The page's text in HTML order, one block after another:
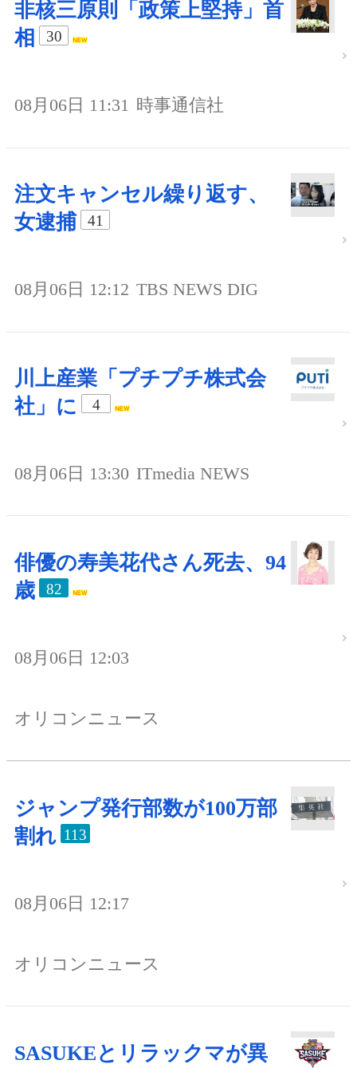
非核三原則「政策上堅持」首
相
30
08月06日 11:31 時事通信社
注文キャンセル繰り返す、
女逮捕
41
08月06日 12:12 TBS NEWS DIG
川上産業「プチプチ株式会
社」に
4
08月06日 13:30 ITmedia NEWS
俳優の寿美花代さん死去、94
歳
82
08月06日 12:03
オリコンニュース
ジャンプ発行部数が100万部
割れ 113
08月06日 12:17
オリコンニュース
SASUKEとリラックマが異